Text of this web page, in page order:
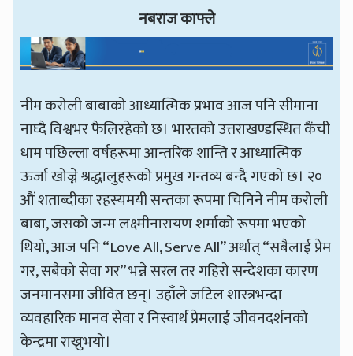
नबराज काफ्ले
नीम करोली बाबाको आध्यात्मिक प्रभाव आज पनि सीमाना
नाघ्दै विश्वभर फैलिरहेको छ। भारतको उत्तराखण्डस्थित कैंची
धाम पछिल्ला वर्षहरूमा आन्तरिक शान्ति र आध्यात्मिक
ऊर्जा खोज्ने श्रद्धालुहरूको प्रमुख गन्तव्य बन्दै गएको छ। २०
औं शताब्दीका रहस्यमयी सन्तका रूपमा चिनिने नीम करोली
बाबा, जसको जन्म लक्ष्मीनारायण शर्माको रूपमा भएको
थियो, आज पनि “Love All, Serve All” अर्थात् “सबैलाई प्रेम
गर, सबैको सेवा गर” भन्ने सरल तर गहिरो सन्देशका कारण
जनमानसमा जीवित छन्। उहाँले जटिल शास्त्रभन्दा
व्यवहारिक मानव सेवा र निस्वार्थ प्रेमलाई जीवनदर्शनको
केन्द्रमा राख्नुभयो।